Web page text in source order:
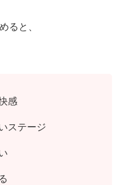
ると、
感
ステージ